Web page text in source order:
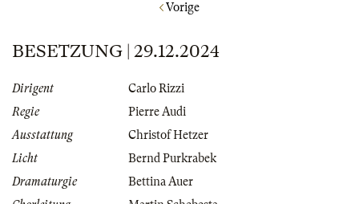
Vorige
BESETZUNG | 29.12.2024
Dirigent
Carlo Rizzi
Regie
Pierre Audi
Ausstattung
Christof Hetzer
Licht
Bernd Purkrabek
Dramaturgie
Bettina Auer